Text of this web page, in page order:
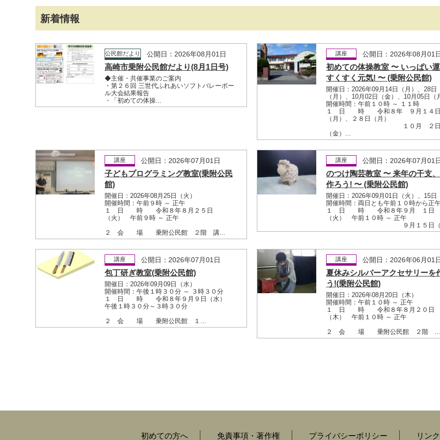
新着情報
公民館だより 公開日：2026年08月01日
高崎市乗附公民館だより(8月1日号)
◆主催・共催事業のご案内
・第２６回 三世代ふれあいソフトバレーボー
ル大会結果報告
・「初めての体操...
講座 公開日：2026年08月01
初めての体操教室 〜 いっぱい
すくすく元気! 〜 (乗附公民館)
開催日：2026年09月14日（月）、28日
（月）、10月02日（金）、10月05日（
開催時間：午前１０時 ～ １１時
１ 日 時 令和８年 ９月１４日
（月）、２８日（月）
１０月 ２日
（金）...
講座 公開日：2026年07月01日
子どもプログラミング教室(乗附公民
館)
開催日：2026年08月25日（火）
開催時間：午前９時 ～ 正午
１ 日 時 令和８年８月２５日
（火） 午前９時 ～ 正午
２ 会 場 乗附公民館 ２階 講...
講座 公開日：2026年07月01
のつけ陶芸教室 〜 来年の干支
作ろう! 〜 (乗附公民館)
開催日：2026年09月01日（火）、15日
開催時間：両日とも午前１０時から正
１ 日 時 令和８年９月 １日
（火） 午前１０時 ～ 正午
９月１５日（
講座 公開日：2026年07月01日
包丁研ぎ教室(乗附公民館)
開催日：2026年09月09日（水）
開催時間：午後１時３０分 ～ ３時３０分
１ 日 時 令和８年９月９日（水）
午後１時３０分～３時３０分
２ 会 場 乗附公民館 １...
講座 公開日：2026年06月01
夏休みシルバーアクセサリーを
う!(乗附公民館)
開催日：2026年08月20日（木）
開催時間：午前１０時 ～ 正午
１ 日 時 令和８年８月２０日
（木） 午前１０時 ～ 正午
２ 会 場 乗附公民館 ２階 ...
初めての方へ 免責事項・著作権 プライバシーポリシー リン